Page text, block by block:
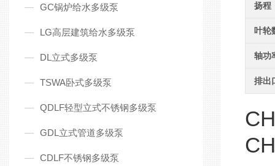
GC锅炉给水多级泵
LG高层建筑给水多级泵
DL立式多级泵
TSWA卧式多级泵
QDLF轻型立式不锈钢多级泵
GDL立式管道多级泵
CDLF不锈钢多级泵
扬程
叶轮
轴功
排出